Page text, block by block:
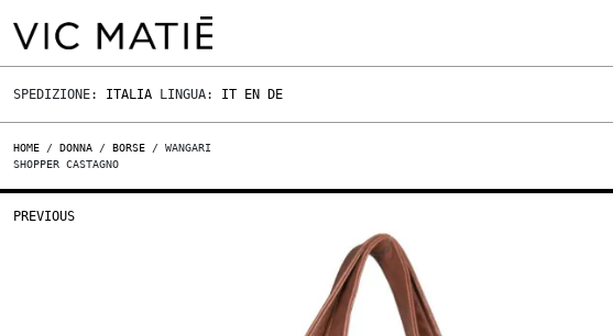
SPEDIZIONE: ITALIA LINGUA: IT EN DE
HOME / DONNA / BORSE / WANGARI
SHOPPER CASTAGNO
PREVIOUS